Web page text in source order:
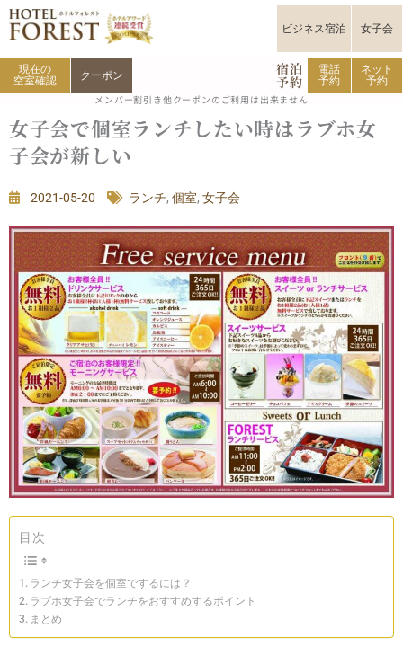
内
容
プ
ビジネス宿泊 女子会
現在の
空室確認
クーポン 宿泊
予約
電話
予約
ネット
予約
メンバー割引き他クーポンのご利用は出来ません
女子会で個室ランチしたい時はラブホ女
子会が新しい
2021-05-20 ランチ, 個室, 女子会
目次
ランチ女子会を個室でするには？
ラブホ女子会でランチをおすすめするポイント
まとめ